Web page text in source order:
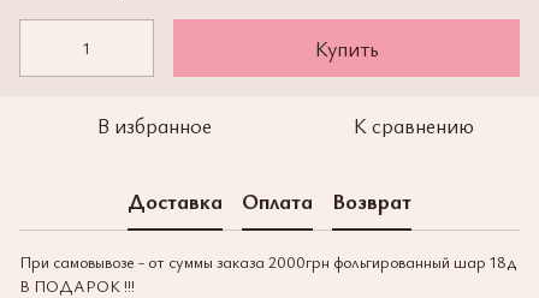
Купить
В избранное К сравнению
Доставка Оплата Возврат
При самовывозе - от суммы заказа 2000грн фольгированный шар 18д
В ПОДАРОК !!!